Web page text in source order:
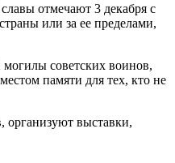
отмечают 3 декабря с
или за ее пределами,
могилы советских воинов,
памяти для тех, кто не
организуют выставки,